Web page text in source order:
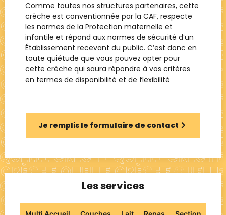
Comme toutes nos structures partenaires, cette
crèche est conventionnée par la CAF, respecte
les normes de la Protection maternelle et
infantile et répond aux normes de sécurité d’un
Établissement recevant du public. C’est donc en
toute quiétude que vous pouvez opter pour
cette crèche qui saura répondre à vos critères
en termes de disponibilité et de flexibilité
Je remplis le formulaire de contact
Les services